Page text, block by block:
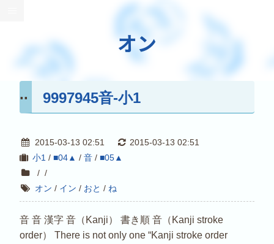
オン
9997945音-小1
2015-03-13 02:51
2015-03-13 02:51
小1/ ■04▲ / 音/ ■05▲
/ /
オン / イン / おと /ね
音 音 漢字 音（Kanji） 書き順 音（Kanji stroke
order） There is not only one “Kanji stroke order